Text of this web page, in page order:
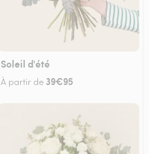
Soleil d'été
À partir de 39€95